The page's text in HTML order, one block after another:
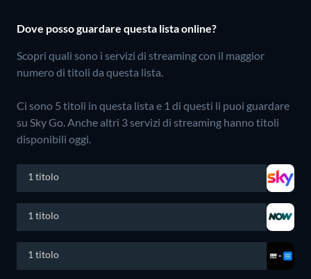
Dove posso guardare questa lista online?
Scopri quali sono i servizi di streaming con il maggior
numero di titoli da questa lista.
Ci sono 5 titoli in questa lista e 1 di questi li puoi guardare
su Sky Go. Anche altri 3 servizi di streaming hanno titoli
disponibili oggi.
1 titolo
1 titolo
1 titolo